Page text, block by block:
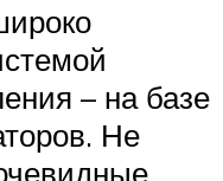
– на базе
Не